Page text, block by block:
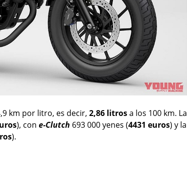
km por litro, es decir, 2,86 litrosa los 100 km. La
), con e-Clutch 693 000 yenes (4431 euros) y la
).